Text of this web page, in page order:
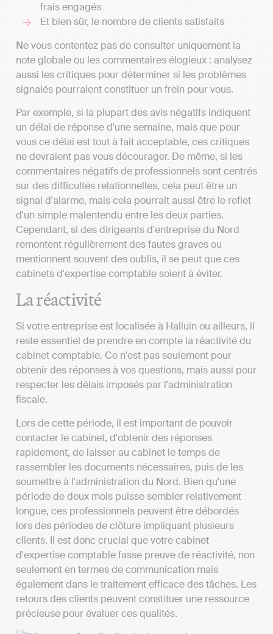
frais engagés
Et bien sûr, le nombre de clients satisfaits
Ne vous contentez pas de consulter uniquement la
note globale ou les commentaires élogieux : analysez
aussi les critiques pour déterminer si les problèmes
signalés pourraient constituer un frein pour vous.
Par exemple, si la plupart des avis négatifs indiquent
un délai de réponse d'une semaine, mais que pour
vous ce délai est tout à fait acceptable, ces critiques
ne devraient pas vous décourager. De même, si les
commentaires négatifs de professionnels sont centrés
sur des difficultés relationnelles, cela peut être un
signal d'alarme, mais cela pourrait aussi être le reflet
d'un simple malentendu entre les deux parties.
Cependant, si des dirigeants d'entreprise du Nord
remontent régulièrement des fautes graves ou
mentionnent souvent des oublis, il se peut que ces
cabinets d'expertise comptable soient à éviter.
La réactivité
Si votre entreprise est localisée à Halluin ou ailleurs, il
reste essentiel de prendre en compte la réactivité du
cabinet comptable. Ce n'est pas seulement pour
obtenir des réponses à vos questions, mais aussi pour
respecter les délais imposés par l'administration
fiscale.
Lors de cette période, il est important de pouvoir
contacter le cabinet, d'obtenir des réponses
rapidement, de laisser au cabinet le temps de
rassembler les documents nécessaires, puis de les
soumettre à l'administration du Nord. Bien qu'une
période de deux mois puisse sembler relativement
longue, ces professionnels peuvent être débordés
lors des périodes de clôture impliquant plusieurs
clients. Il est donc crucial que votre cabinet
d'expertise comptable fasse preuve de réactivité, non
seulement en termes de communication mais
également dans le traitement efficace des tâches. Les
retours des clients peuvent constituer une ressource
précieuse pour évaluer ces qualités.